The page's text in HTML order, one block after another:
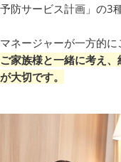
防サービス計画」の3
ネージャーが一方的
家族様と一緒に考え
大切です。